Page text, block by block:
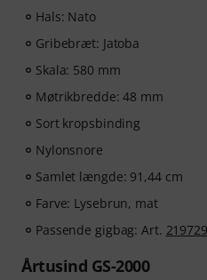
Hals: Nato
Gribebræt: Jatoba
Skala: 580 mm
Møtrikbredde: 48 mm
Sort kropsbinding
Nylonsnore
Samlet længde: 91,44 cm
Farve: Lysebrun, mat
Passende gigbag: Art. 219729
Årtusind GS-2000